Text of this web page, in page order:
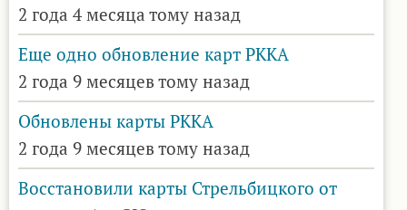
2 года 4 месяца тому назад
Еще одно обновление карт РККА
2 года 9 месяцев тому назад
Обновлены карты РККА
2 года 9 месяцев тому назад
Восстановили карты Стрельбицкого от